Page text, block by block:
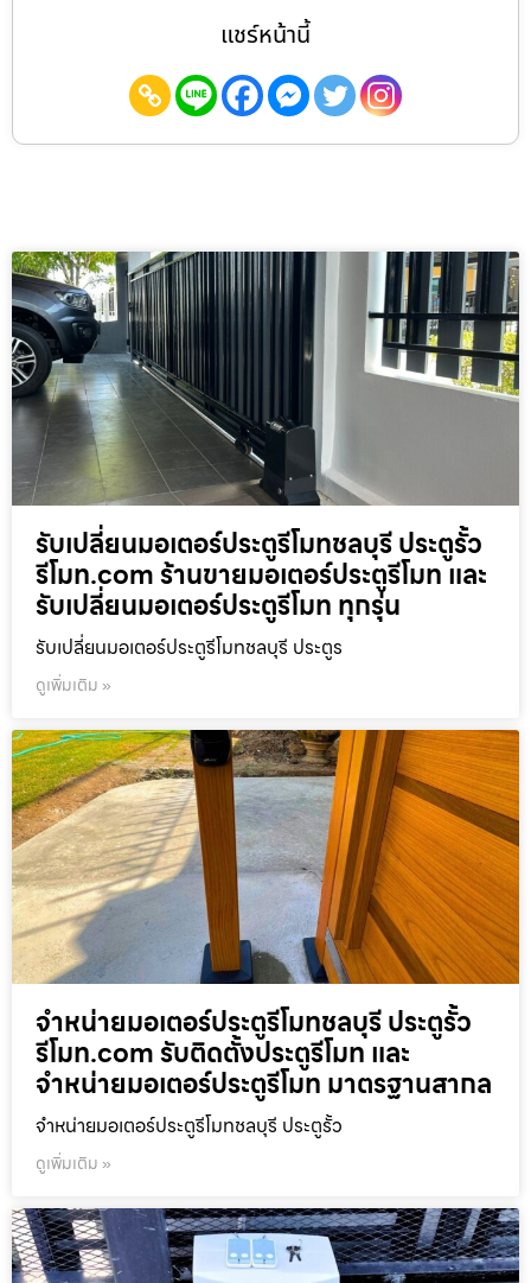
แชร์หน้านี้
รับเปลี่ยนมอเตอร์ประตูรีโมทชลบุรี ประตูรั้ว
รีโมท.com ร้านขายมอเตอร์ประตูรีโมท และ
รับเปลี่ยนมอเตอร์ประตูรีโมท ทุกรุ่น
รับเปลี่ยนมอเตอร์ประตูรีโมทชลบุรี ประตูร
ดูเพิ่มเติม »
จำหน่ายมอเตอร์ประตูรีโมทชลบุรี ประตูรั้ว
รีโมท.com รับติดตั้งประตูรีโมท และ
จำหน่ายมอเตอร์ประตูรีโมท มาตรฐานสากล
จำหน่ายมอเตอร์ประตูรีโมทชลบุรี ประตูรั้ว
ดูเพิ่มเติม »